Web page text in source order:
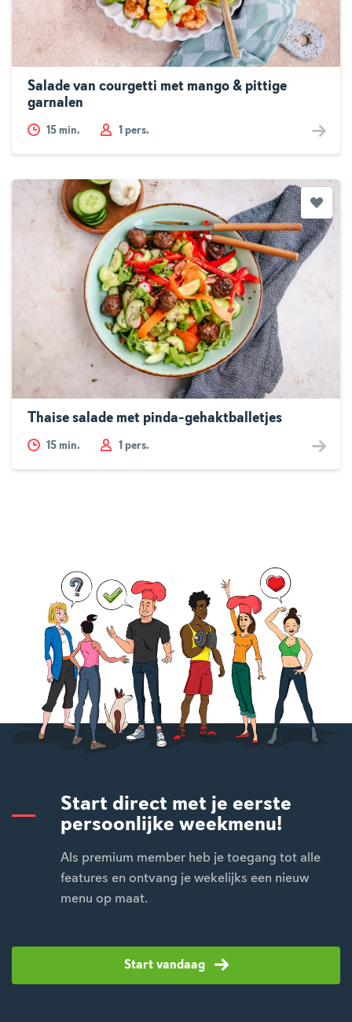
Salade van courgetti met mango & pittige
garnalen
15 min. 1 pers.
Thaise salade met pinda-gehaktballetjes
15 min. 1 pers.
Start direct met je eerste
persoonlijke weekmenu!
Als premium member heb je toegang tot alle
features en ontvang je wekelijks een nieuw
menu op maat.
Start vandaag